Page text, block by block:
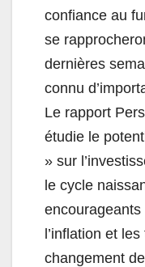
confiance au
se
dernières
connu
Le rapport
étudie le
» sur
le cycle
l’inflation et
changement